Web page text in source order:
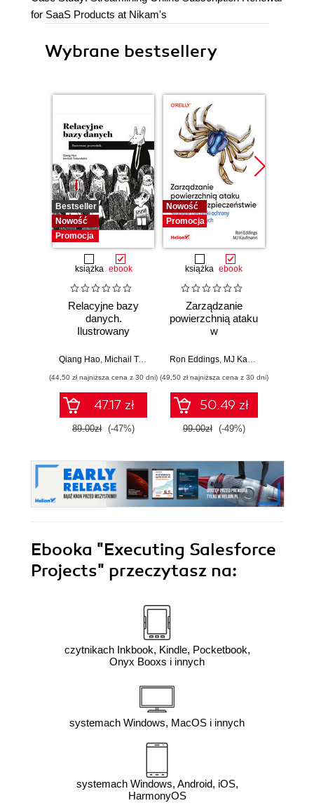
for SaaS Products at Nikam's
Wybrane bestsellery
Bestseller
Nowość
Promocja
książka ebook
Relacyjne bazy
danych.
Ilustrowany
Qiang Hao, Michail Tsikerdekis
(44,50 zł najniższa cena z 30 dni)
47.17 zł
89.00zł (-47%)
Nowość
Promocja
książka ebook
Zarządzanie
powierzchnią ataku
w
Strategie i techniki
cyfrowych
Ron Eddings, MJ Kaufmann
(49,50 zł najniższa cena z 30 dni)
50.49 zł
99.00zł (-49%)
Ebooka "Executing Salesforce
Projects" przeczytasz na:
czytnikach Inkbook, Kindle, Pocketbook,
Onyx Booxs i innych
systemach Windows, MacOS i innych
systemach Windows, Android, iOS,
HarmonyOS